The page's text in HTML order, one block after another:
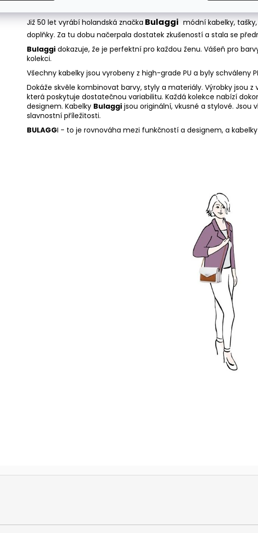
Již 50 let vyrábí holandská značka Bulaggi módní kabelky,
doplňky. Za tu dobu načerpala dostatek zkušeností a stala se
Bulaggi dokazuje, že je perfektní pro každou ženu. Vášeň pro
kolekci.
Všechny kabelky jsou vyrobeny z high-grade PU a byly schváleny
Dokáže skvěle kombinovat barvy, styly a materiály. Výrobky jsou
která poskytuje dostatečnou variabilitu. Každá kolekce nabízí
designem. Kabelky Bulaggi jsou originální, vkusné a stylové. Jsou
slavnostní příležitosti.
BULAGGI - to je rovnováha mezi funkčností a designem, a